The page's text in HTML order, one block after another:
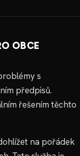
OBCE
s
předpisů.
řešením těchto
na pořádek